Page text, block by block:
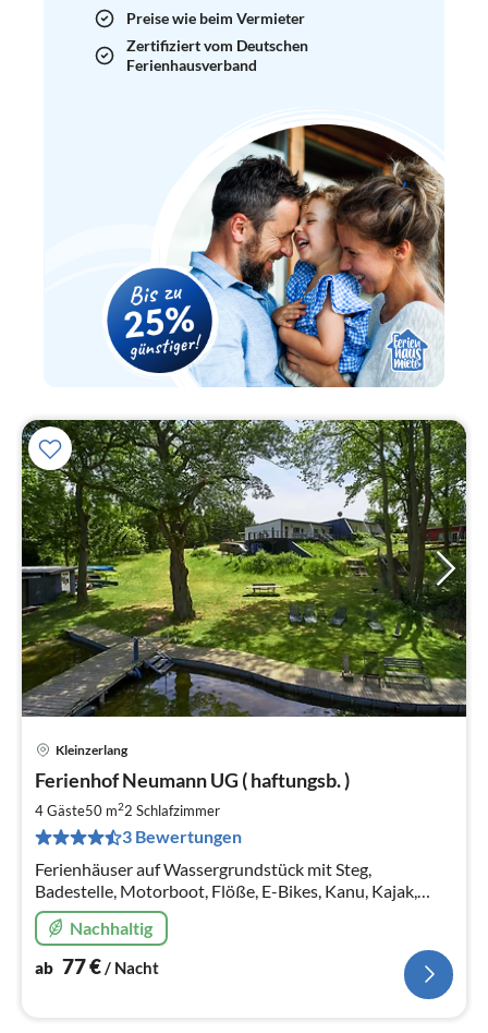
Preise wie beim Vermieter
Zertifiziert vom Deutschen
Ferienhausverband
Kleinzerlang
Ferienhof Neumann UG ( haftungsb. )
4 Gäste50 m22 Schlafzimmer
3 Bewertungen
Ferienhäuser auf Wassergrundstück mit Steg,
Badestelle, Motorboot, Flöße, E-Bikes, Kanu, Kajak,
SUP, Sauna, Spielplatz in der Seenplatte am Canower
See in Kleinzerlang
Nachhaltig
ab 77€/ Nacht